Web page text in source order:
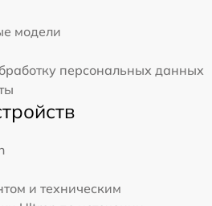
модели
персональных данных
и техническим